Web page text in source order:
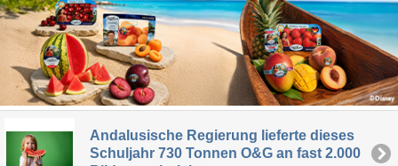
Andalusische Regierung lieferte dieses
Schuljahr 730 Tonnen O&G an fast 2.000